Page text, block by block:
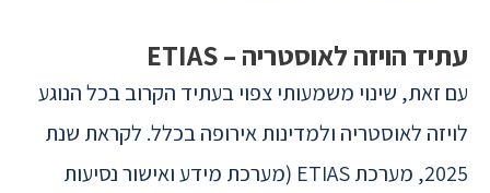
עתיד הויזה לאוסטריה – ETIAS
עם זאת, שינוי משמעותי צפוי בעתיד הקרוב בכל הנוגע
לויזה לאוסטריה ולמדינות אירופה בכלל. לקראת שנת
2025, מערכת ETIAS (מערכת מידע ואישור נסיעות